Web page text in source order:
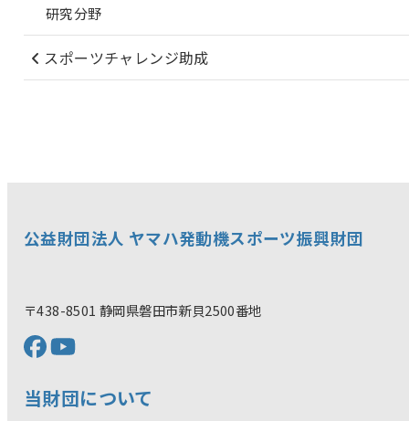
研究分野
スポーツチャレンジ助成
公益財団法人 ヤマハ発動機スポーツ振興財団
〒438-8501 静岡県磐田市新貝2500番地
当財団について